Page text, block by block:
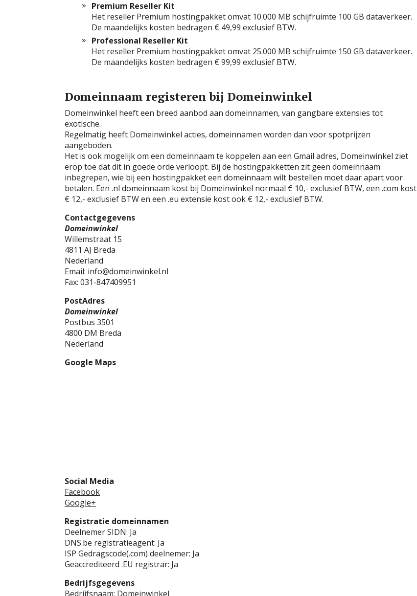
Premium Reseller Kit
Het reseller Premium hostingpakket omvat 10.000 MB schijfruimte 100 GB dataverkeer.
De maandelijks kosten bedragen € 49,99 exclusief BTW.
Professional Reseller Kit
Het reseller Premium hostingpakket omvat 25.000 MB schijfruimte 150 GB dataverkeer.
De maandelijks kosten bedragen € 99,99 exclusief BTW.
Domeinnaam registeren bij Domeinwinkel
Domeinwinkel heeft een breed aanbod aan domeinnamen, van gangbare extensies tot
exotische.
Regelmatig heeft Domeinwinkel acties, domeinnamen worden dan voor spotprijzen
aangeboden.
Het is ook mogelijk om een domeinnaam te koppelen aan een Gmail adres, Domeinwinkel ziet
erop toe dat dit in goede orde verloopt. Bij de hostingpakketten zit geen domeinnaam
inbegrepen, wie bij een hostingpakket een domeinnaam wilt bestellen moet daar apart voor
betalen. Een .nl domeinnaam kost bij Domeinwinkel normaal € 10,- exclusief BTW, een .com kost
€ 12,- exclusief BTW en een .eu extensie kost ook € 12,- exclusief BTW.
Contactgegevens
Domeinwinkel
Willemstraat 15
4811 AJ Breda
Nederland
Email: info@domeinwinkel.nl
Fax: 031-847409951
PostAdres
Domeinwinkel
Postbus 3501
4800 DM Breda
Nederland
Google Maps
Social Media
Facebook
Google+
Registratie domeinnamen
Deelnemer SIDN: Ja
DNS.be registratieagent: Ja
ISP Gedragscode(.com) deelnemer: Ja
Geaccrediteerd .EU registrar: Ja
Bedrijfsgegevens
Bedrijfsnaam: Domeinwinkel